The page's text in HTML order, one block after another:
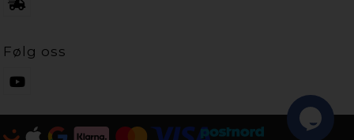
Følg oss